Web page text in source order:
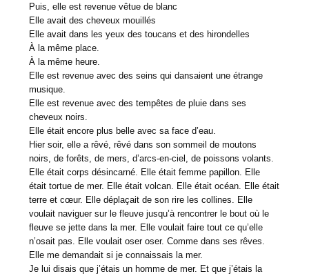
Puis, elle est revenue vêtue de blanc
Elle avait des cheveux mouillés
Elle avait dans les yeux des toucans et des hirondelles
À la même place.
À la même heure.
Elle est revenue avec des seins qui dansaient une étrange
musique.
Elle est revenue avec des tempêtes de pluie dans ses
cheveux noirs.
Elle était encore plus belle avec sa face d’eau.
Hier soir, elle a rêvé, rêvé dans son sommeil de moutons
noirs, de forêts, de mers, d’arcs-en-ciel, de poissons volants.
Elle était corps désincarné. Elle était femme papillon. Elle
était tortue de mer. Elle était volcan. Elle était océan. Elle était
terre et cœur. Elle déplaçait de son rire les collines. Elle
voulait naviguer sur le fleuve jusqu’à rencontrer le bout où le
fleuve se jette dans la mer. Elle voulait faire tout ce qu’elle
n’osait pas. Elle voulait oser oser. Comme dans ses rêves.
Elle me demandait si je connaissais la mer.
Je lui disais que j’étais un homme de mer. Et que j’étais la